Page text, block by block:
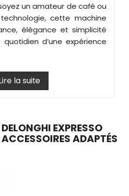
un amateur de café ou
cette machine
élégance et simplicité
d’une expérience
la suite
EXPRESSO
ADAPTÉS